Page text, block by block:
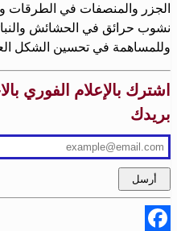
الجزر والمنصفات في الطرقات
نشوب حرائق في الحشائش
وللمساهمة في تحسين الشكل
اشترك بالإعلام الفوري
بريدك